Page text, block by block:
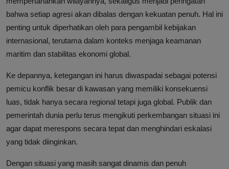
bahwa setiap agresi akan dibalas dengan kekuatan penuh. Hal ini
penting untuk diperhatikan oleh para pengambil kebijakan
internasional, terutama dalam konteks menjaga keamanan
maritim dan stabilitas ekonomi global.
Ke depannya, ketegangan ini harus diwaspadai sebagai potensi
pemicu konflik besar di kawasan yang memiliki konsekuensi
luas, tidak hanya secara regional tetapi juga global. Publik dan
pemerintah dunia perlu terus mengikuti perkembangan situasi ini
agar dapat merespons secara tepat dan menghindari eskalasi
yang tidak diinginkan.
Dengan situasi yang masih sangat dinamis dan penuh